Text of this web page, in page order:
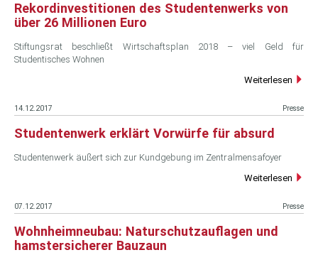
Rekordinvestitionen des Studentenwerks von
über 26 Millionen Euro
Stiftungsrat beschließt Wirtschaftsplan 2018 – viel Geld für
Studentisches Wohnen
Weiterlesen
14.12.2017 Presse
Studentenwerk erklärt Vorwürfe für absurd
Studentenwerk äußert sich zur Kundgebung im Zentralmensafoyer
Weiterlesen
07.12.2017 Presse
Wohnheimneubau: Naturschutzauflagen und
hamstersicherer Bauzaun